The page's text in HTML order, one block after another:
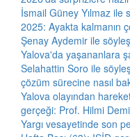
İsmail Güney Yılmaz ile
2025: Ayakta kalmanın
Şenay Aydemir ile
Yalova'da yaşananlara
Selahattin Soro ile
çözüm sürecine nasıl
Yalova olayından
gerçeği: Prof. Hilmi
Yargı vesayetinde son